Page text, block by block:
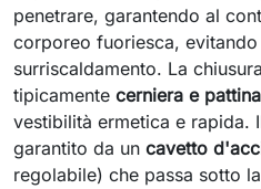
penetrare, garantendo al
corporeo fuoriesca,
surriscaldamento. La
tipicamente cerniera e
vestibilità ermetica e rapida.
garantito da un cavetto
regolabile) che passa sotto